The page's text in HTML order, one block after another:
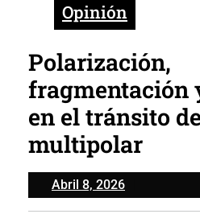
Opinión
Polarización,
fragmentación
en el tránsito
multipolar
Abril 8, 2026Abril
8,